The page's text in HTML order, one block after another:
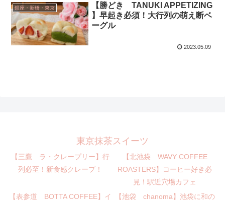
銀座・新橋・東京
【勝どき TANUKI APPETIZING
】早起き必須！大行列の萌え断ベ
ーグル
2023.05.09
東京抹茶スイーツ
【三鷹 ラ・クレープリー】行
列必至！新食感クレープ！
【北池袋 WAVY COFFEE
ROASTERS】コーヒー好き必
見！駅近穴場カフェ
【表参道 BOTTA COFFEE】イ
【池袋 chanoma】池袋に和の